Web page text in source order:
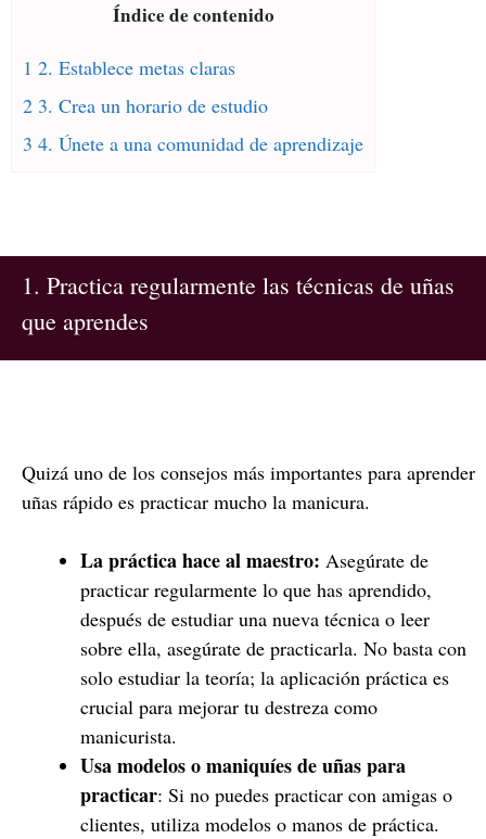
Índice de contenido
1 2. Establece metas claras
2 3. Crea un horario de estudio
3 4. Únete a una comunidad de aprendizaje
1. Practica regularmente las técnicas de uñas
que aprendes
Quizá uno de los consejos más importantes para aprender
uñas rápido es practicar mucho la manicura.
La práctica hace al maestro: Asegúrate de
practicar regularmente lo que has aprendido,
después de estudiar una nueva técnica o leer
sobre ella, asegúrate de practicarla. No basta con
solo estudiar la teoría; la aplicación práctica es
crucial para mejorar tu destreza como
manicurista.
Usa modelos o maniquíes de uñas para
practicar: Si no puedes practicar con amigas o
clientes, utiliza modelos o manos de práctica.